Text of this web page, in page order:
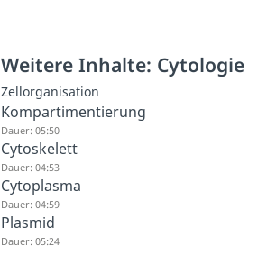
Weitere Inhalte: Cytologie
Zellorganisation
Kompartimentierung
Dauer: 05:50
Cytoskelett
Dauer: 04:53
Cytoplasma
Dauer: 04:59
Plasmid
Dauer: 05:24